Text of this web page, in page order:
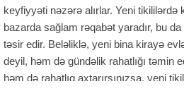
keyfiyyəti nəzərə alırlar. Yeni tikililərdə
bazarda sağlam rəqabət yaradır, bu
təsir edir. Beləliklə, yeni bina kirayə
deyil, həm də gündəlik rahatlığı təmin
həm də rahatlıq axtarırsınızsa, yeni